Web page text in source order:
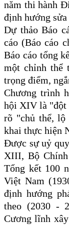
năm thi hành
định hướng
Dự thảo Báo
cáo (Báo cáo
Báo cáo tổng
một chỉnh thể
trọng điểm,
Chương trình
hội XIV là "đột
rõ "chủ thể, lộ
khai thực hiện
Được sự uỷ
XIII, Bộ
Tổng kết 100
Việt Nam
định hướng
theo (2030 -
Cương lĩnh